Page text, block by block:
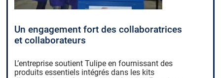
Un engagement fort des collaboratrices
et collaborateurs
L’entreprise soutient Tulipe en fournissant des
produits essentiels intégrés dans les kits